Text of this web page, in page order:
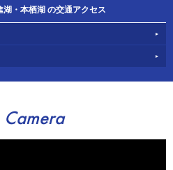
・本栖湖 の交通アクセス
Camera